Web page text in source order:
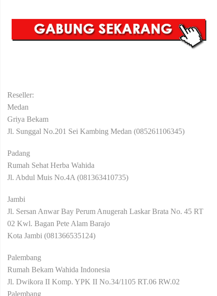
Reseller:
Medan
Griya Bekam
Jl. Sunggal No.201 Sei Kambing Medan (085261106345)
Padang
Rumah Sehat Herba Wahida
Jl. Abdul Muis No.4A (081363410735)
Jambi
Jl. Sersan Anwar Bay Perum Anugerah Laskar Brata No. 45 RT
02 Kwl. Bagan Pete Alam Barajo
Kota Jambi (081366535124)
Palembang
Rumah Bekam Wahida Indonesia
Jl. Dwikora II Komp. YPK II No.34/1105 RT.06 RW.02
Palembang